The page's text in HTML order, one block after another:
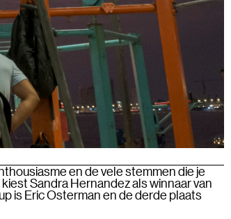
en de vele stemmen die je
Sandra Hernandez als winnaar van
is Eric Osterman en de derde plaats